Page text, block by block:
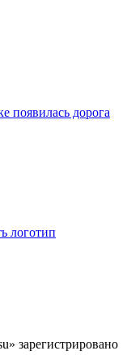
появилась дорога
логотип
зарегистрировано